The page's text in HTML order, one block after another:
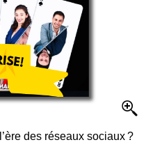
des réseaux sociaux ?